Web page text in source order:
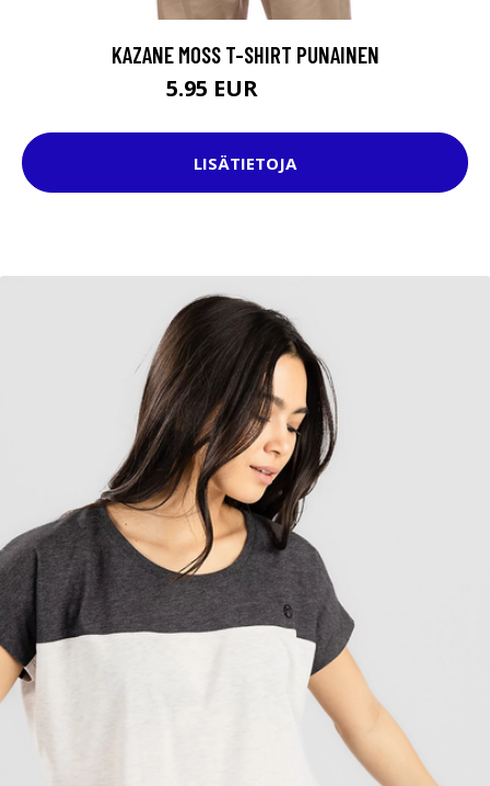
KAZANE MOSS T-SHIRT PUNAINEN
5.95 EUR
LISÄTIETOJA